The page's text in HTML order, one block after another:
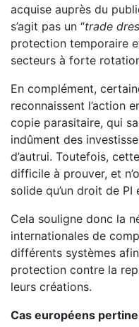
acquise auprès du
s’agit pas un “trade
protection temporaire
secteurs à forte
En complément,
reconnaissent l’action
copie parasitaire, qui
indûment des
d’autrui. Toutefois,
difficile à prouver, et
solide qu’un droit de PI
Cela souligne donc la
internationales de
différents systèmes
protection contre la
leurs créations.
Cas européens